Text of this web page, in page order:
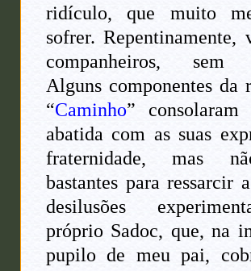
ridículo, que muito
sofrer. Repentinamente,
companheiros, sem
Alguns componentes da
“Caminho” consolaram
abatida com as suas
fraternidade, mas
bastantes para ressarcir
desilusões
próprio Sadoc, que, na
pupilo de meu pai,